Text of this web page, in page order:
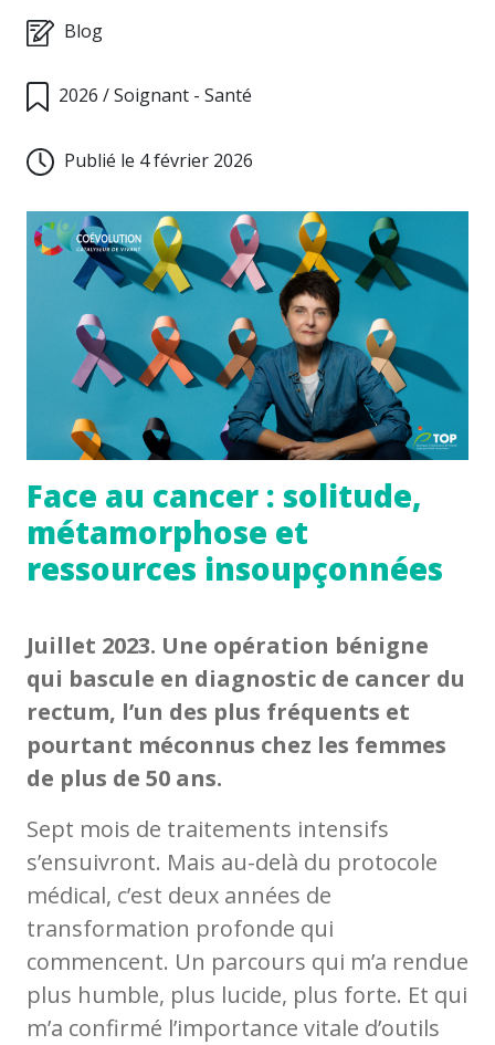
Blog
2026 /Soignant - Santé
Publié le 4 février 2026
Face au cancer : solitude,
métamorphose et
ressources insoupçonnées
Juillet 2023. Une opération bénigne
qui bascule en diagnostic de cancer du
rectum, l’un des plus fréquents et
pourtant méconnus chez les femmes
de plus de 50 ans.
Sept mois de traitements intensifs
s’ensuivront. Mais au-delà du protocole
médical, c’est deux années de
transformation profonde qui
commencent. Un parcours qui m’a rendue
plus humble, plus lucide, plus forte. Et qui
m’a confirmé l’importance vitale d’outils